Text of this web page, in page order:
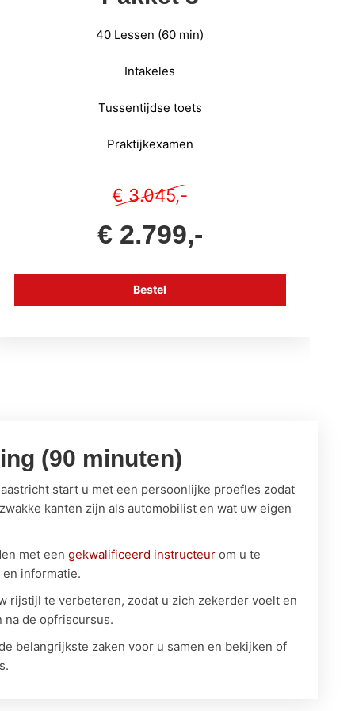
40 Lessen (60 min)
Intakeles
Tussentijdse toets
Praktijkexamen
€ 3.045,-
€ 2.799,-
Bestel
(90 minuten)
start u met een persoonlijke proefles zodat
kanten zijn als automobilist en wat uw eigen
met een gekwalificeerd instructeur om u te
informatie.
rijstijl te verbeteren, zodat u zich zekerder voelt en
na de opfriscursus.
belangrijkste zaken voor u samen en bekijken of